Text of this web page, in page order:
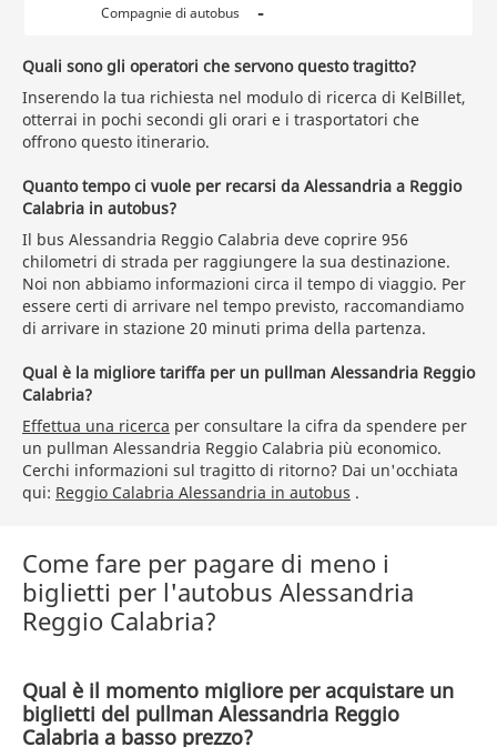
Compagnie di autobus -
Quali sono gli operatori che servono questo tragitto?
Inserendo la tua richiesta nel modulo di ricerca di KelBillet,
otterrai in pochi secondi gli orari e i trasportatori che
offrono questo itinerario.
Quanto tempo ci vuole per recarsi da Alessandria a Reggio
Calabria in autobus?
Il bus Alessandria Reggio Calabria deve coprire 956
chilometri di strada per raggiungere la sua destinazione.
Noi non abbiamo informazioni circa il tempo di viaggio. Per
essere certi di arrivare nel tempo previsto, raccomandiamo
di arrivare in stazione 20 minuti prima della partenza.
Qual è la migliore tariffa per un pullman Alessandria Reggio
Calabria?
Effettua una ricerca per consultare la cifra da spendere per
un pullman Alessandria Reggio Calabria più economico.
Cerchi informazioni sul tragitto di ritorno? Dai un'occhiata
qui: Reggio Calabria Alessandria in autobus .
Come fare per pagare di meno i
biglietti per l'autobus Alessandria
Reggio Calabria?
Qual è il momento migliore per acquistare un
biglietti del pullman Alessandria Reggio
Calabria a basso prezzo?